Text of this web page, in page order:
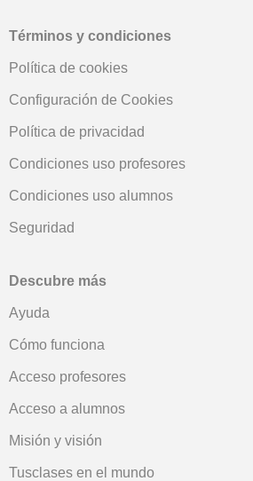
Términos y condiciones
Política de cookies
Configuración de Cookies
Política de privacidad
Condiciones uso profesores
Condiciones uso alumnos
Seguridad
Descubre más
Ayuda
Cómo funciona
Acceso profesores
Acceso a alumnos
Misión y visión
Tusclases en el mundo